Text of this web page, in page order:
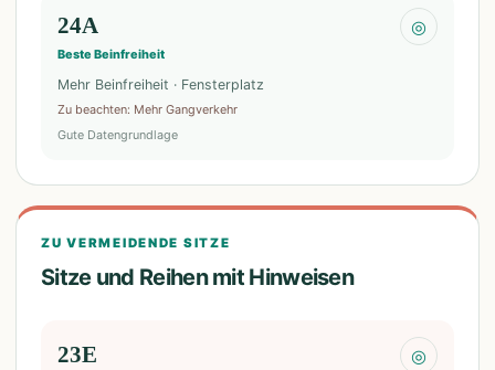
24A
Beste Beinfreiheit
◎
Mehr Beinfreiheit · Fensterplatz
Zu beachten: Mehr Gangverkehr
Gute Datengrundlage
ZU VERMEIDENDE SITZE
Sitze und Reihen mit Hinweisen
23E ◎